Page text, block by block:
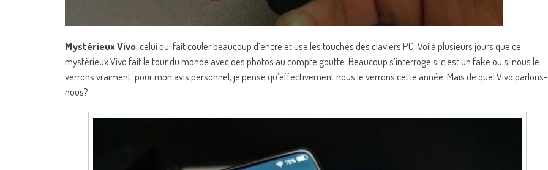
Mystérieux Vivo, celui qui fait couler beaucoup d’encre et use les touches des claviers PC. Voilà plusieurs jours que ce
mystérieux Vivo fait le tour du monde avec des photos au compte goutte. Beaucoup s’interroge si c’est un fake ou si nous le
verrons vraiment. pour mon avis personnel, je pense qu’effectivement nous le verrons cette année. Mais de quel Vivo parlons-
nous?